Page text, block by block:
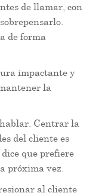
de llamar, con
de forma
impactante y
la
Centrar la
del cliente es
que prefiere
próxima vez.
al cliente